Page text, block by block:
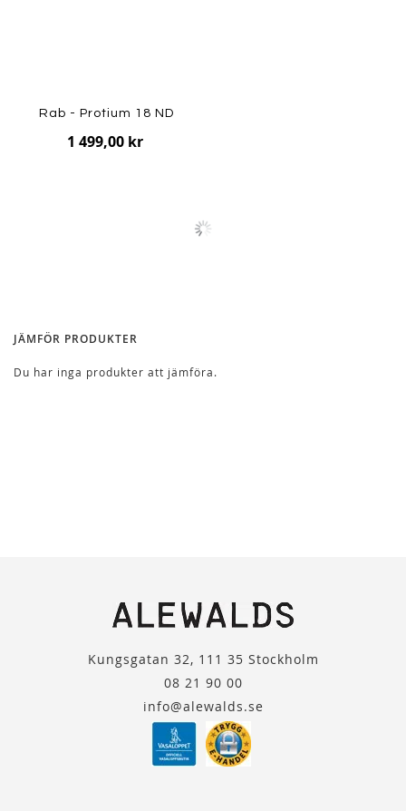
Rab - Protium 18 ND
1 499,00 kr
JÄMFÖR PRODUKTER
Du har inga produkter att jämföra.
Kungsgatan 32, 111 35 Stockholm
08 21 90 00
info@alewalds.se